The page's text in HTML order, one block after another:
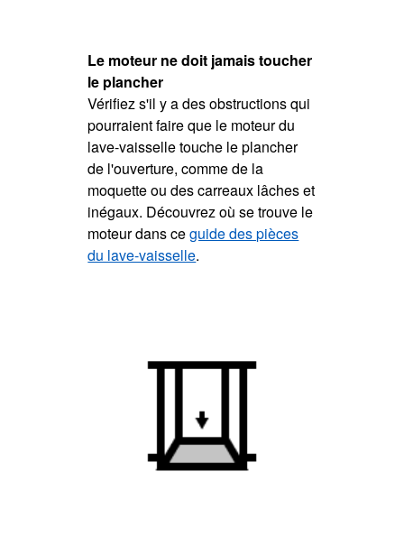
Le moteur ne doit jamais toucher
le plancher
Vérifiez s'il y a des obstructions qui
pourraient faire que le moteur du
lave-vaisselle touche le plancher
de l'ouverture, comme de la
moquette ou des carreaux lâches et
inégaux. Découvrez où se trouve le
moteur dans ceguide des pièces
du lave-vaisselle.